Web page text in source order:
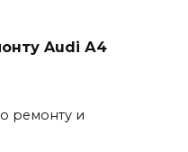
Audi А4
ремонту и